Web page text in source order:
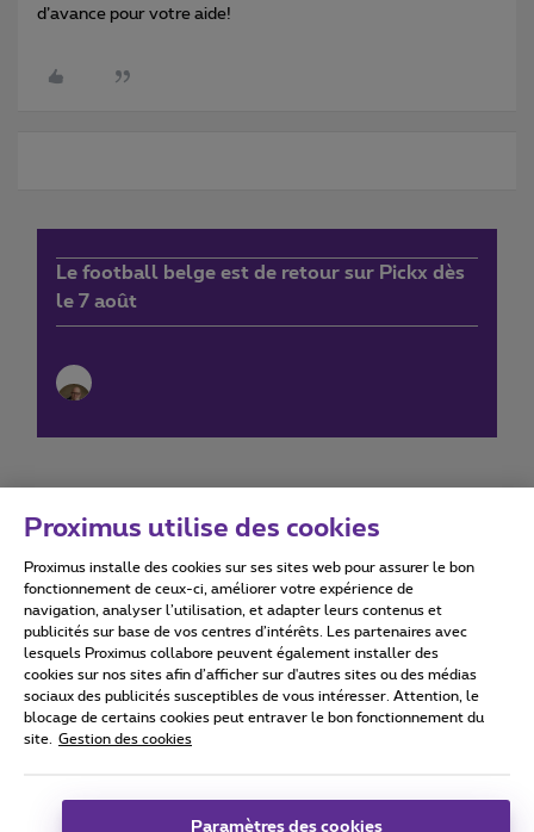
d’avance pour votre aide!
Le football belge est de retour sur Pickx dès
le 7 août
Conditions d'utilisation Accessibility statement
Tous droits réservés. © 2026 Proximus
Conditions générales, info consommateur
Coordonnées de l’entreprise
Proximus utilise des cookies
Proximus installe des cookies sur ses sites web pour assurer le bon
fonctionnement de ceux-ci, améliorer votre expérience de
navigation, analyser l’utilisation, et adapter leurs contenus et
publicités sur base de vos centres d’intérêts. Les partenaires avec
lesquels Proximus collabore peuvent également installer des
cookies sur nos sites afin d’afficher sur d'autres sites ou des médias
sociaux des publicités susceptibles de vous intéresser. Attention, le
blocage de certains cookies peut entraver le bon fonctionnement du
site.
Gestion des cookies
Paramètres des cookies